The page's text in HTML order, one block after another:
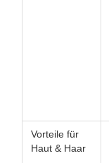
Vorteile für
Haut & Haar